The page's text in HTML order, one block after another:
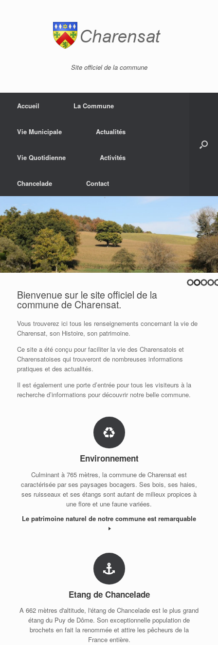
Site officiel de la commune
Accueil La Commune
Vie Municipale Actualités
Vie Quotidienne Activités
Chancelade Contact
Bienvenue sur le site officiel de la
commune de Charensat.
Vous trouverez ici tous les renseignements concernant la vie de
Charensat, son Histoire, son patrimoine.
Ce site a été conçu pour faciliter la vie des Charensatois et
Charensatoises qui trouveront de nombreuses informations
pratiques et des actualités.
Il est également une porte d’entrée pour tous les visiteurs à la
recherche d’informations pour découvrir notre belle commune.
Environnement
Culminant à 765 mètres, la commune de Charensat est
caractérisée par ses paysages bocagers. Ses bois, ses haies,
ses ruisseaux et ses étangs sont autant de milieux propices à
une flore et une faune variées.
Le patrimoine naturel de notre commune est remarquable
Etang de Chancelade
A 662 mètres d'altitude, l'étang de Chancelade est le plus grand
étang du Puy de Dôme. Son exceptionnelle population de
brochets en fait la renommée et attire les pêcheurs de la
France entière.